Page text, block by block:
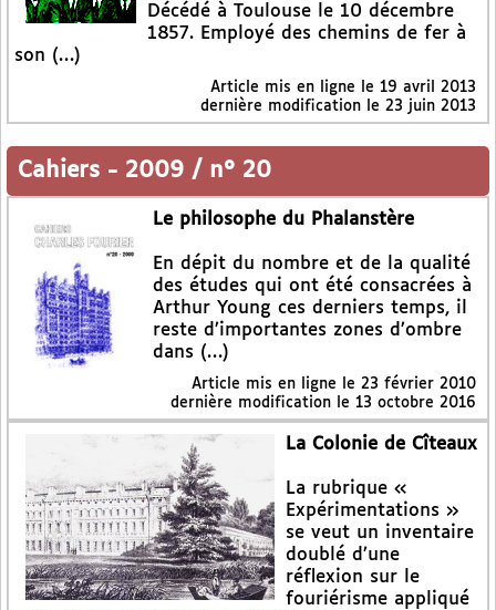
Décédé à Toulouse le 10 décembre
1857. Employé des chemins de fer à
son (…)
Article mis en ligne le 19 avril 2013
dernière modification le 23 juin 2013
Cahiers - 2009 / n° 20
Le philosophe du Phalanstère
En dépit du nombre et de la qualité
des études qui ont été consacrées à
Arthur Young ces derniers temps, il
reste d’importantes zones d’ombre
dans (…)
Article mis en ligne le 23 février 2010
dernière modification le 13 octobre 2016
La Colonie de Cîteaux
La rubrique «
Expérimentations »
se veut un inventaire
doublé d’une
réflexion sur le
fouriérisme appliqué